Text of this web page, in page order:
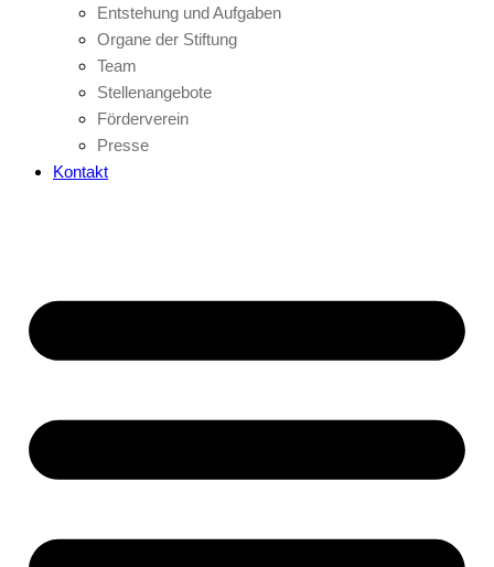
Entstehung und Aufgaben
Organe der Stiftung
Team
Stellenangebote
Förderverein
Presse
Kontakt